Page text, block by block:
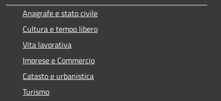
Anagrafe e stato civile
Cultura e tempo libero
Vita lavorativa
Imprese e Commercio
Catasto e urbanistica
Turismo